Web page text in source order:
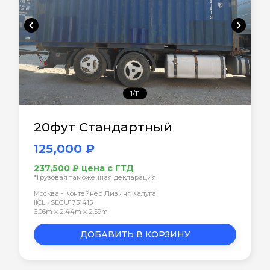
chevron_left chevron_right
1/11
20фут Стандартный
125,000 ₽
237,500 ₽ цена с ГТД
*Грузовая таможенная декларация
Москва - Контейнер Лизинг Калуга
IICL • SEGU1731415
6.06m x 2.44m x 2.59m
ДОБАВИТЬ В КОРЗИНУ